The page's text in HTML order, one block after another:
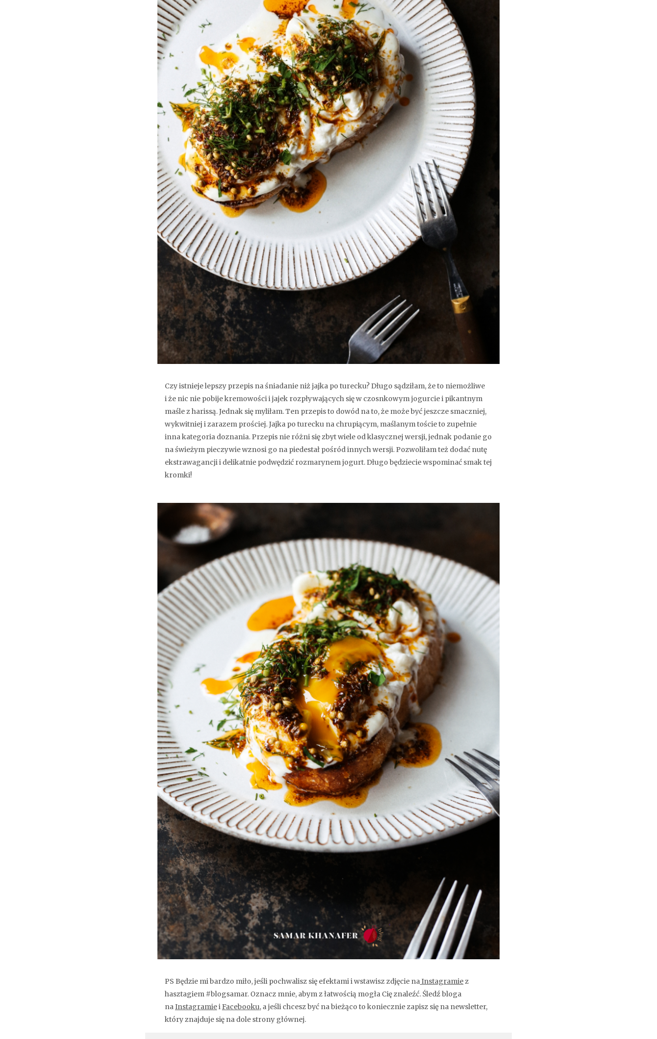
Czy istnieje lepszy przepis na śniadanie niż jajka po turecku? Długo sądziłam, że to niemożliwe
i że nic nie pobije kremowości i jajek rozpływających się w czosnkowym jogurcie i pikantnym
maśle z harissą. Jednak się myliłam. Ten przepis to dowód na to, że może być jeszcze smaczniej,
wykwitniej i zarazem prościej. Jajka po turecku na chrupiącym, maślanym toście to zupełnie
inna kategoria doznania. Przepis nie różni się zbyt wiele od klasycznej wersji, jednak podanie go
na świeżym pieczywie wznosi go na piedestał pośród innych wersji. Pozwoliłam też dodać nutę
ekstrawagancji i delikatnie podwędzić rozmarynem jogurt. Długo będziecie wspominać smak tej
kromki!
PS Będzie mi bardzo miło, jeśli pochwalisz się efektami i wstawisz zdjęcie naInstagramiez
hasztagiem #blogsamar. Oznacz mnie, abym z łatwością mogła Cię znaleźć. Śledź bloga
naInstagramieiFacebooku, a jeśli chcesz być na bieżąco to koniecznie zapisz się na newsletter,
który znajduje się na dole strony głównej.